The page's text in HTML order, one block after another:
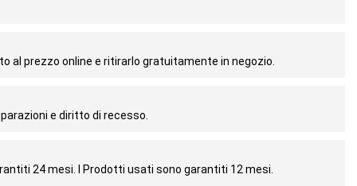
al prezzo online e ritirarlo gratuitamente in negozio.
e diritto di recesso.
24 mesi. I Prodotti usati sono garantiti 12 mesi.